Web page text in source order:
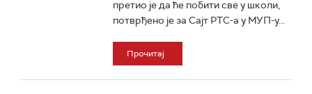
претио је да ће побити све у школи,
потврђено је за Сајт РТС-а у МУП-у...
Прочитај